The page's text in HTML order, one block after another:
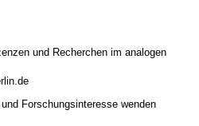
und Recherchen im analogen
Forschungsinteresse wenden